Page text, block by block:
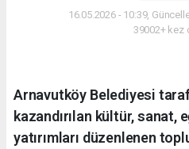
16.05.2026 - 10:39,
39002+ kez
Arnavutköy Belediyesi
kazandırılan kültür, sanat,
yatırımları düzenlenen